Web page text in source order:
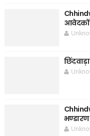
आवेदकों
भण्डारण